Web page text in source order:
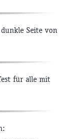
Seite von
für alle mit